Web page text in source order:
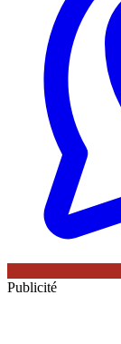
Publicité